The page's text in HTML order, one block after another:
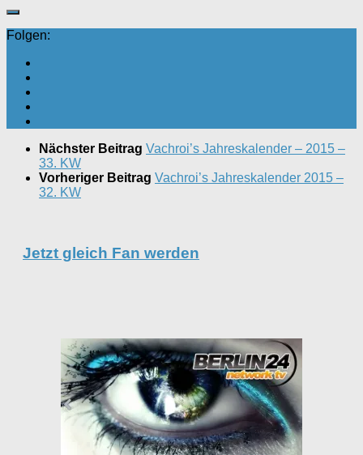
Folgen:
Nächster Beitrag Vachroi’s Jahreskalender – 2015 –
33. KW
Vorheriger Beitrag Vachroi’s Jahreskalender 2015 –
32. KW
Jetzt gleich Fan werden